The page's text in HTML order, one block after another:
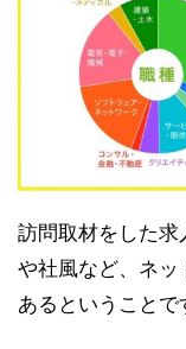
訪問取材をした
や社風など、ネ
あるということで